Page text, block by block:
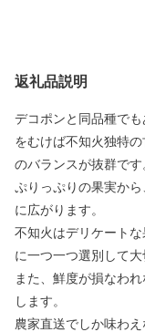
返礼品説明
デコポンと同品種で
をむけば不知火独特
のバランスが抜群です
ぷりっぷりの果実か
に広がります。
不知火はデリケート
に一つ一つ選別して大
また、鮮度が損なわ
します。
農家直送でしか味わ